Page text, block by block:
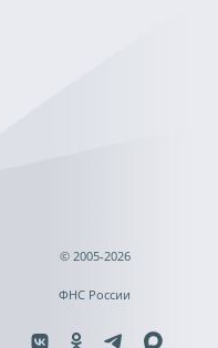
© 2005-2026
ФНС России